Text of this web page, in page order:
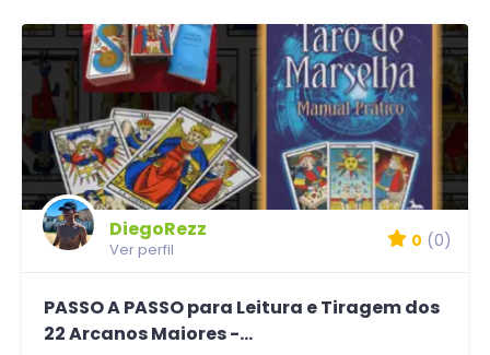
DiegoRezz
Ver perfil 0 (0)
PASSO A PASSO para Leitura e Tiragem dos
22 Arcanos Maiores -...